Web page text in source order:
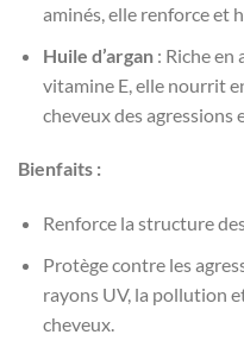
aminés, elle renforce et
Huile d’argan: Riche en
vitamine E, elle nourrit
cheveux des agressions
Bienfaits :
Renforce la structure
Protège contre les
rayons UV, la pollution
cheveux.